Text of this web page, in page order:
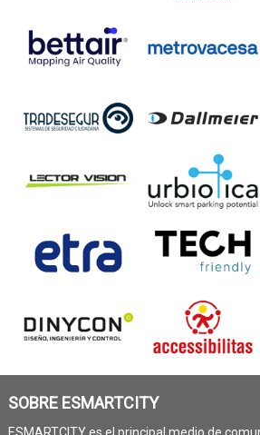
SOBRE ESMARTCITY
ESMARTCITY es el principal medio de